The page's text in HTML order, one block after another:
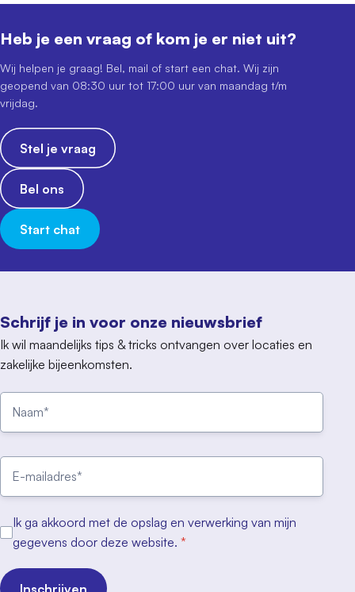
Schrijf je in voor onze nieuwsbrief
Ik wil maandelijks tips & tricks ontvangen over locaties en
zakelijke bijeenkomsten.
Ik ga akkoord met de opslag en verwerking van mijn
gegevens door deze website. *
Inschrijven
Heb je een vraag of kom je er niet uit?
Wij helpen je graag! Bel, mail of start een chat. Wij zijn
geopend van 08:30 uur tot 17:00 uur van maandag t/m
vrijdag.
Stel je vraag
Bel ons
Start chat